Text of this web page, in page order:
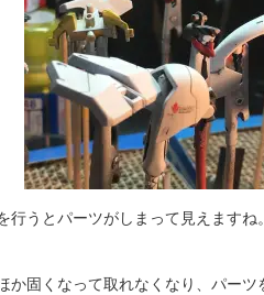
行うとパーツがしまって見えますね。
か固くなって取れなくなり、パー